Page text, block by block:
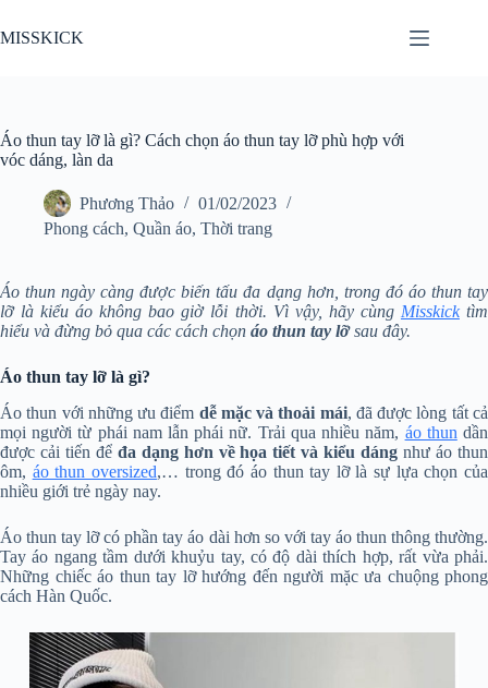
đến
phần
MISSKICK
Áo thun tay lỡ là gì? Cách chọn áo thun tay lỡ phù hợp với
vóc dáng, làn da
Phương Thảo
01/02/2023
Phong cách, Quần áo, Thời trang
Áo thun ngày càng được biến tấu đa dạng hơn, trong đó áo thun tay
lỡ là kiểu áo không bao giờ lỗi thời. Vì vậy, hãy cùng Misskicktìm
hiểu và đừng bỏ qua các cách chọn áo thun tay lỡsau đây.
Áo thun tay lỡ là gì?
Áo thun với những ưu điểm dễ mặc và thoải mái, đã được lòng tất cả
mọi người từ phái nam lẫn phái nữ. Trải qua nhiều năm, áo thun dần
được cải tiến để đa dạng hơn về họa tiết và kiểu dáng như áo thun
ôm, áo thun oversized,… trong đó áo thun tay lỡ là sự lựa chọn của
nhiều giới trẻ ngày nay.
Áo thun tay lỡ có phần tay áo dài hơn so với tay áo thun thông thường.
Tay áo ngang tầm dưới khuỷu tay, có độ dài thích hợp, rất vừa phải.
Những chiếc áo thun tay lỡ hướng đến người mặc ưa chuộng phong
cách Hàn Quốc.